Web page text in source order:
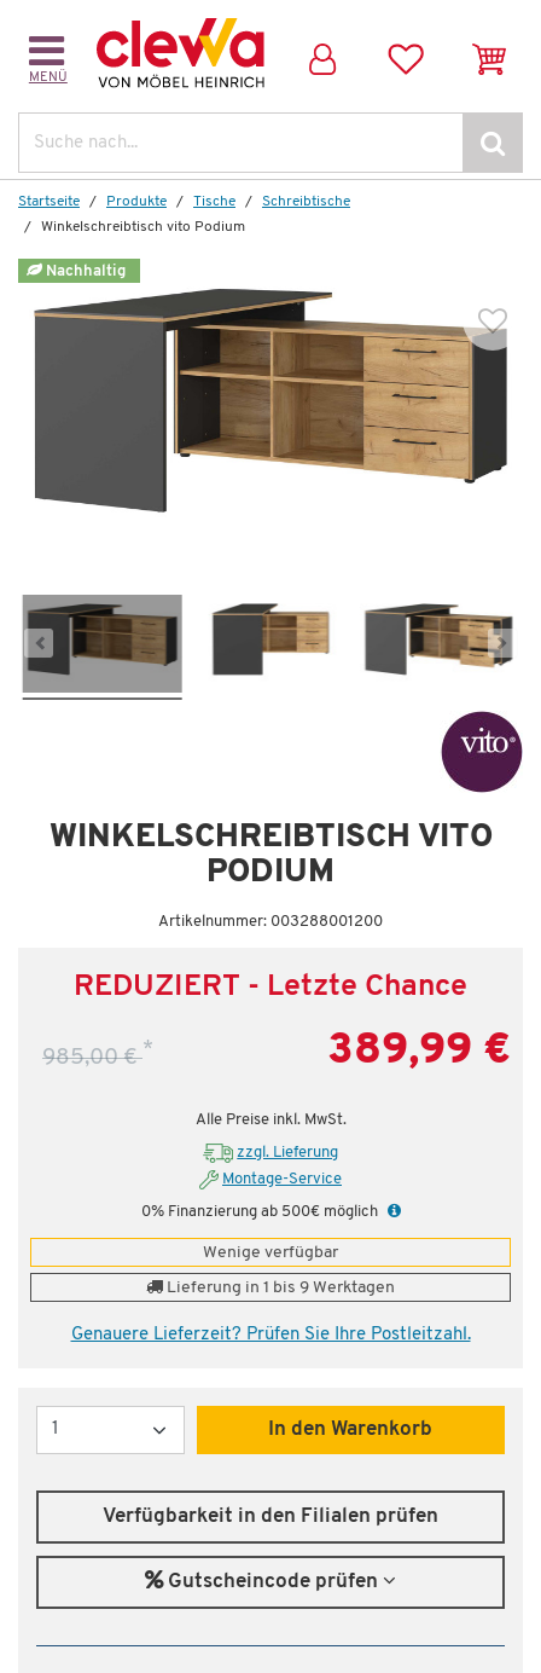
MENÜ
Startseite Produkte Tische
Schreibtische
Winkelschreibtisch vito Podium
Nachhaltig
WINKELSCHREIBTISCH VITO
PODIUM
Artikelnummer: 003288001200
REDUZIERT - Letzte Chance
985,00 €* 389,99 €
Alle Preise inkl. MwSt.
zzgl. Lieferung
Montage-Service
0% Finanzierung ab 500€ möglich
Wenige verfügbar
Lieferung in 1 bis 9 Werktagen
Genauere Lieferzeit? Prüfen Sie Ihre Postleitzahl.
Menge
In den Warenkorb
Weitere Artikel aus der Serie
Auf Lager
Aktenregal
vito Podium
159,99 €
Verfügbarkeit in den Filialen prüfen
Gutscheincode prüfen